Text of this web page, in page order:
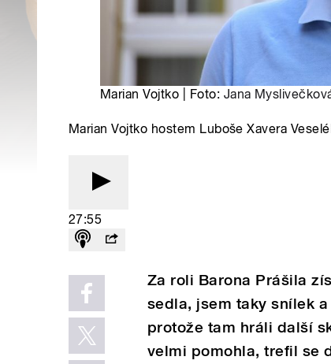
Marian Vojtko | Foto: Jana
Marian Vojtko hostem Luboše Xavera
27:55
Za roli Barona Prášila
sedla, jsem taky snílek
protože tam hráli další
velmi pomohla, trefil se